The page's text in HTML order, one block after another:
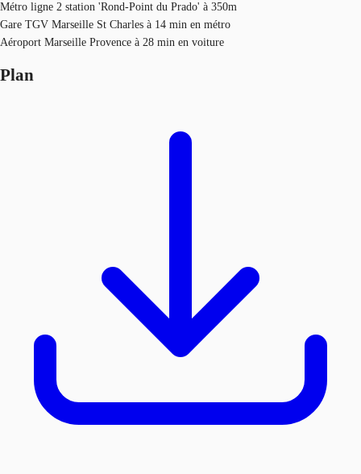
Métro ligne 2 station 'Rond-Point du Prado' à 350m
Gare TGV Marseille St Charles à 14 min en métro
Aéroport Marseille Provence à 28 min en voiture
Plan